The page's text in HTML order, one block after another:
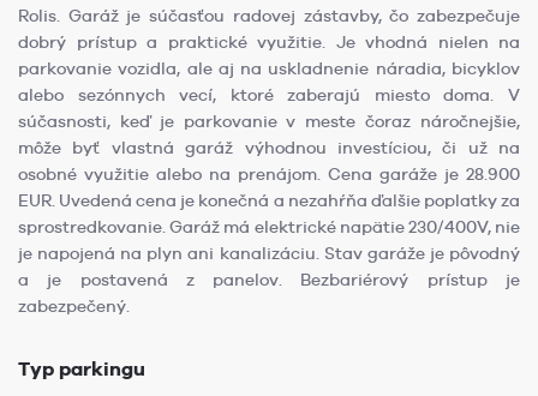
Rolis. Garáž je súčasťou radovej zástavby, čo zabezpečuje
dobrý prístup a praktické využitie. Je vhodná nielen na
parkovanie vozidla, ale aj na uskladnenie náradia, bicyklov
alebo sezónnych vecí, ktoré zaberajú miesto doma. V
súčasnosti, keď je parkovanie v meste čoraz náročnejšie,
môže byť vlastná garáž výhodnou investíciou, či už na
osobné využitie alebo na prenájom. Cena garáže je 28.900
EUR. Uvedená cena je konečná a nezahŕňa ďalšie poplatky za
sprostredkovanie. Garáž má elektrické napätie 230/400V, nie
je napojená na plyn ani kanalizáciu. Stav garáže je pôvodný
a je postavená z panelov. Bezbariérový prístup je
zabezpečený.
Typ parkingu